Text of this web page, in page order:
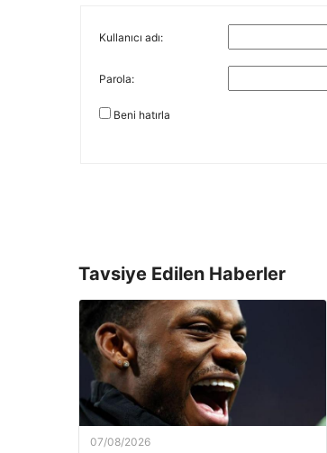
Kullanıcı adı:
Parola:
Beni hatırla
Tavsiye Edilen Haberler
07/08/2026